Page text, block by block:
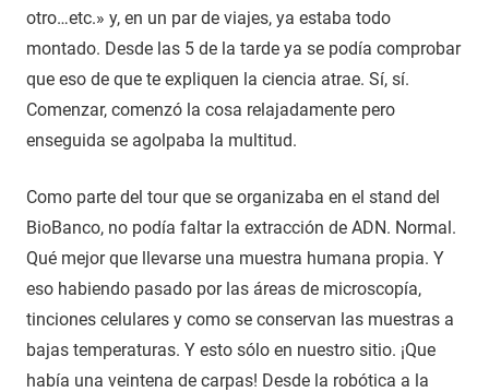
otro…etc.» y, en un par de viajes, ya estaba todo
montado. Desde las 5 de la tarde ya se podía comprobar
que eso de que te expliquen la ciencia atrae. Sí, sí.
Comenzar, comenzó la cosa relajadamente pero
enseguida se agolpaba la multitud.
Como parte del tour que se organizaba en el stand del
BioBanco, no podía faltar la extracción de ADN. Normal.
Qué mejor que llevarse una muestra humana propia. Y
eso habiendo pasado por las áreas de microscopía,
tinciones celulares y como se conservan las muestras a
bajas temperaturas. Y esto sólo en nuestro sitio. ¡Que
había una veintena de carpas! Desde la robótica a la